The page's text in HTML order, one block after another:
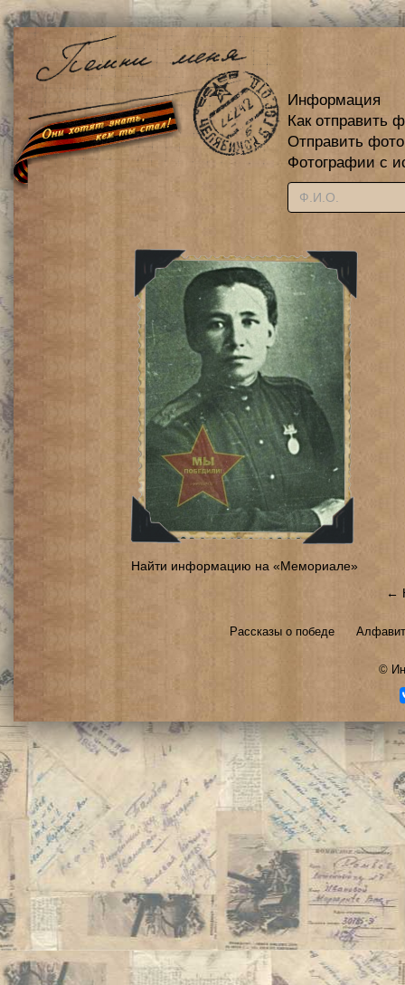
Информация
Как отправить
Отправить
Фотографии с
Найти информацию на «Мемориале»
←
Рассказы о победе
©